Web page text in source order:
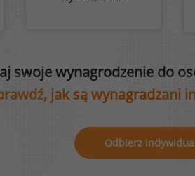
swoje wynagrodzenie do
jak są wynagradzani
Odbierz